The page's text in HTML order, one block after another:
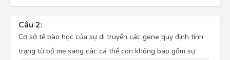
Câu 2:
Cơ sở tế bào học của sự di truyền các gene quy định tính
trạng từ bố mẹ sang các cá thể con không bao gồm sự